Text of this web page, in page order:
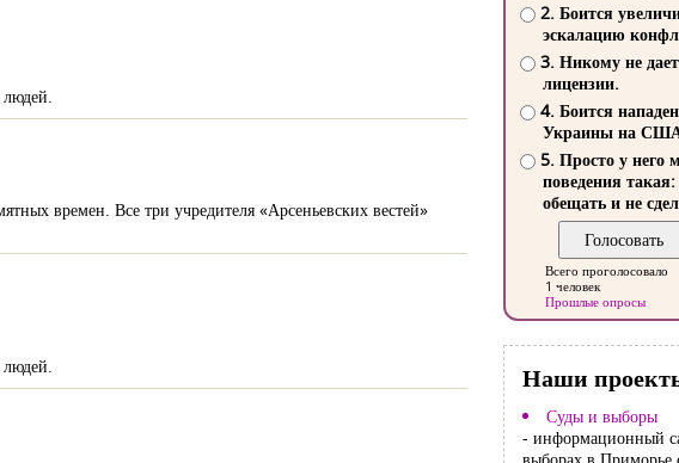
времен. Все три учредителя «Арсеньевских вестей»
2. Боится
эскалацию
3. Никому не
лицензии.
4. Боится
Украины на
5. Просто у него
поведения такая:
обещать и не
Всего проголосовало
1 человек
Прошлые опросы
Наши
Суды и выборы
- информационный